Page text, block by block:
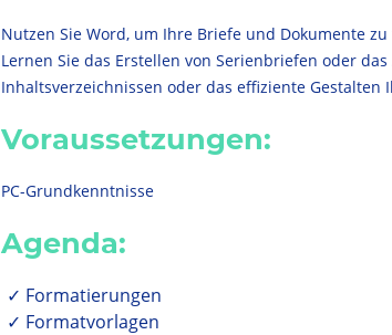
Nutzen Sie Word, um Ihre Briefe und Dokumente
Lernen Sie das Erstellen von Serienbriefen oder
Inhaltsverzeichnissen oder das effiziente Gestalten
Voraussetzungen:
PC-Grundkenntnisse
Agenda:
Formatierungen
Formatvorlagen